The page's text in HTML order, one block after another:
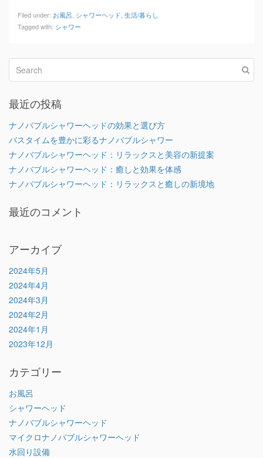
Filed under: お風呂 シャワーヘッド 生活/暮らし
Tagged with: シャワー
最近の投稿
ナノバブルシャワーヘッドの効果と選び方
バスタイムを豊かに彩るナノバブルシャワー
ナノバブルシャワーヘッド：リラックスと美容の新提案
ナノバブルシャワーヘッド：癒しと効果を体感
ナノバブルシャワーヘッド：リラックスと癒しの新境地
最近のコメント
アーカイブ
2024年5月
2024年4月
2024年3月
2024年2月
2024年1月
2023年12月
カテゴリー
お風呂
シャワーヘッド
ナノバブルシャワーヘッド
マイクロナノバブルシャワーヘッド
水回り設備